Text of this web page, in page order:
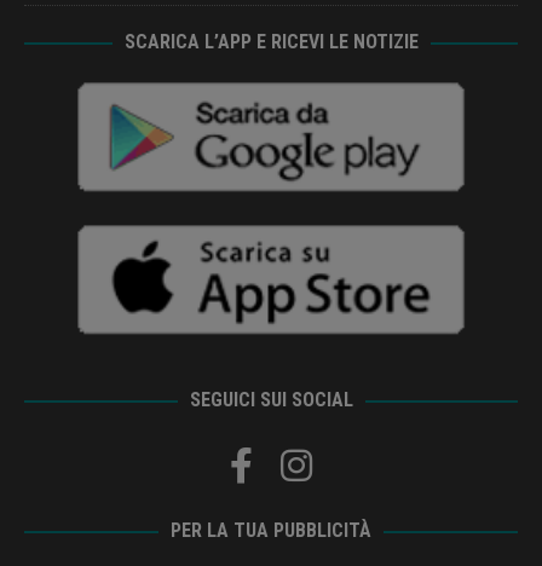
SCARICA L’APP E RICEVI LE NOTIZIE
SEGUICI SUI SOCIAL
PER LA TUA PUBBLICITÀ